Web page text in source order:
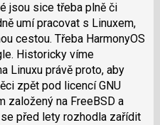
jsou sice třeba plně či
umí pracovat s Linuxem,
cestou. Třeba HarmonyOS
Historicky víme
Linuxu právě proto, aby
zpět pod licencí GNU
založený na FreeBSD a
před lety rozhodla zařídit